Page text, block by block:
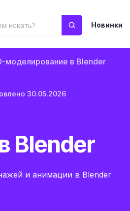
Новинки
моделирование в Blender
30.05.2026
Blender
и анимации в Blender